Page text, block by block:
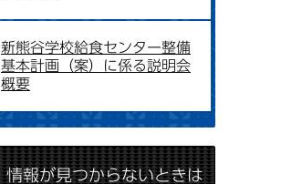
新熊谷学校給食センター整備
基本計画（案）に係る説明会
概要
情報が見つからないときは